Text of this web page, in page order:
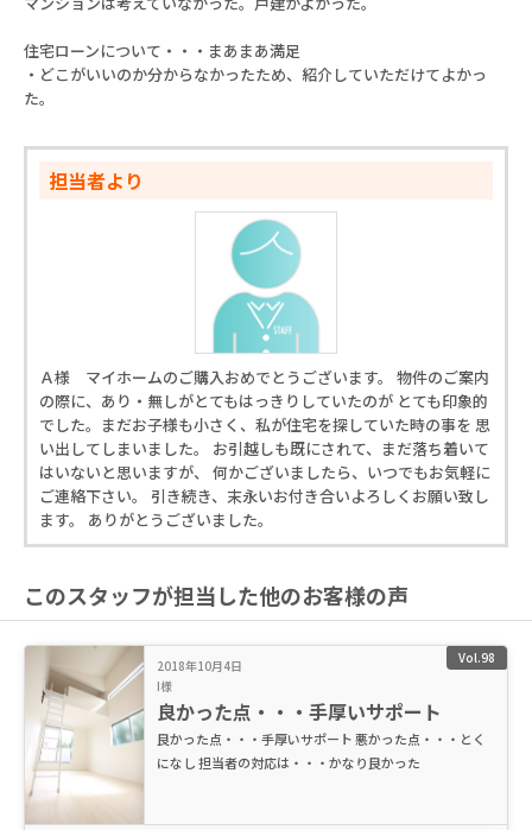
住宅ローンについて・・・まあまあ満足
・どこがいいのか分からなかったため、紹介していただけてよかっ
た。
担当者より
Ａ様 マイホームのご購入おめでとうございます。 物件のご案内
の際に、あり・無しがとてもはっきりしていたのが とても印象的
でした。まだお子様も小さく、私が住宅を探していた時の事を 思
い出してしまいました。 お引越しも既にされて、まだ落ち着いて
はいないと思いますが、 何かございましたら、いつでもお気軽に
ご連絡下さい。 引き続き、末永いお付き合いよろしくお願い致し
ます。 ありがとうございました。
このスタッフが担当した他のお客様の声
Vol.98
2018年10月4日
I様
良かった点・・・手厚いサポート
良かった点・・・手厚いサポート 悪かった点・・・とく
になし 担当者の対応は・・・かなり良かった